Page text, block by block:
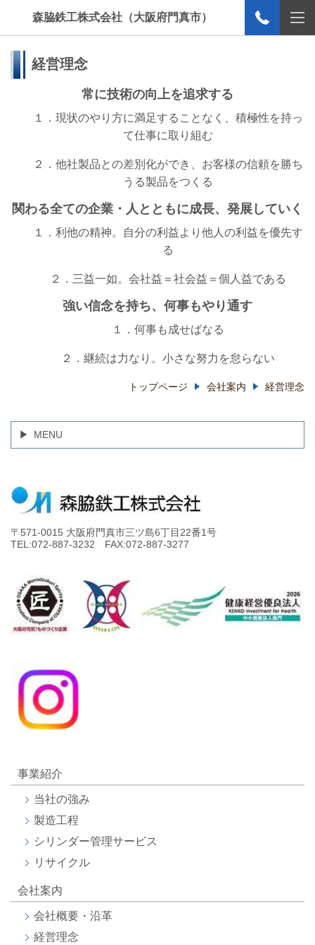
森脇鉄工株式会社（大阪府門真市）
経営理念
常に技術の向上を追求する
１．現状のやり方に満足することなく、積極性を持っ
て仕事に取り組む
２．他社製品との差別化ができ、お客様の信頼を勝ち
うる製品をつくる
関わる全ての企業・人とともに成長、発展していく
１．利他の精神。自分の利益より他人の利益を優先す
る
２．三益一如。会社益＝社会益＝個人益である
強い信念を持ち、何事もやり通す
１．何事も成せばなる
２．継続は力なり。小さな努力を怠らない
トップページ 会社案内 経営理念
MENU
〒571-0015 大阪府門真市三ツ島6丁目22番1号
TEL:072-887-3232 FAX:072-887-3277
事業紹介
当社の強み
製造工程
シリンダー管理サービス
リサイクル
会社案内
会社概要・沿革
経営理念